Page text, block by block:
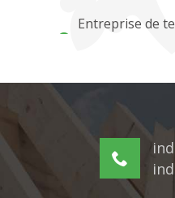
Entreprise de